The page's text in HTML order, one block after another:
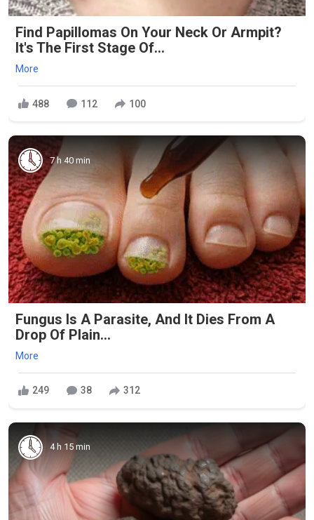
Find Papillomas On Your Neck Or Armpit?
It's The First Stage Of...
More
488 112 100
7 h 40 min
Fungus Is A Parasite, And It Dies From A
Drop Of Plain...
More
249 38 312
4 h 15 min